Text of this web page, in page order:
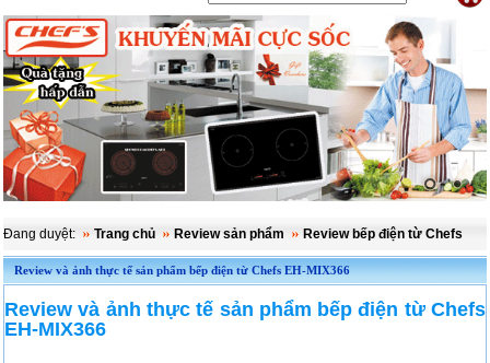
▼
▼
Đang duyệt: Trang chủ Review sản phẩm Review bếp điện từ Chefs
Review và ảnh thực tế sản phẩm bếp điện từ Chefs EH-MIX366
Review và ảnh thực tế sản phẩm bếp điện từ Chefs
EH-MIX366